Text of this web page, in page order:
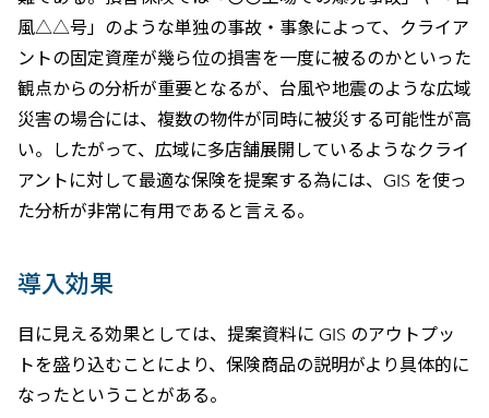
風△△号」のような単独の事故・事象によって、クライア
ントの固定資産が幾ら位の損害を一度に被るのかといった
観点からの分析が重要となるが、台風や地震のような広域
災害の場合には、複数の物件が同時に被災する可能性が高
い。したがって、広域に多店舗展開しているようなクライ
アントに対して最適な保険を提案する為には、GIS を使っ
た分析が非常に有用であると言える。
導入効果
目に見える効果としては、提案資料に GIS のアウトプッ
トを盛り込むことにより、保険商品の説明がより具体的に
なったということがある。